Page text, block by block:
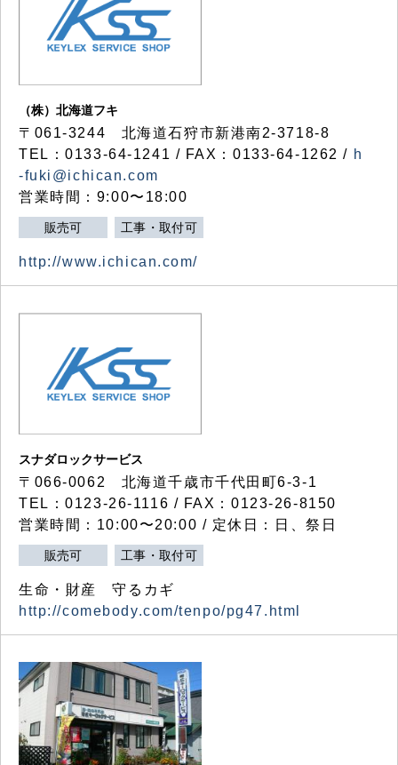
（株）北海道フキ
〒061-3244 北海道石狩市新港南2-3718-8
TEL：0133-64-1241 / FAX：0133-64-1262 / h
-fuki@ichican.com
営業時間：9:00〜18:00
販売可 工事・取付可
http://www.ichican.com/
スナダロックサービス
〒066-0062 北海道千歳市千代田町6-3-1
TEL：0123-26-1116 / FAX：0123-26-8150
営業時間：10:00〜20:00 / 定休日：日、祭日
販売可 工事・取付可
生命・財産 守るカギ
http://comebody.com/tenpo/pg47.html